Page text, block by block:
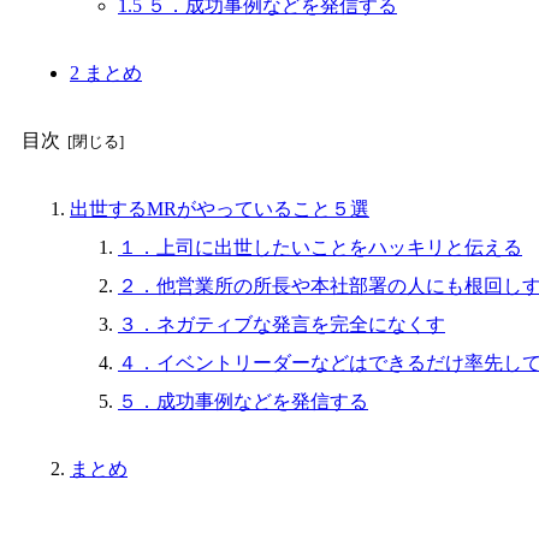
1.5 ５．成功事例などを発信する
2 まとめ
目次
出世するMRがやっていること５選
１．上司に出世したいことをハッキリと伝える
２．他営業所の所長や本社部署の人にも根回し
３．ネガティブな発言を完全になくす
４．イベントリーダーなどはできるだけ率先し
５．成功事例などを発信する
まとめ